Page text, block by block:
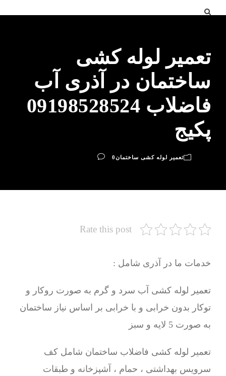
تعمیر لوله کشی
ساختمان در آذری آب
فاضلاب 09198528524
پکیج
تعمیر لوله کشی ساختمان0
Rate this post
خدمات ما در آذری شامل :
تعمیر لوله کشی آب سرد و گرم به صورت روکار و
توکار بدون خرابی و با خرابی بر اساس نیاز ساختمان
به صورت 5 لایه و سبز
تعمیر لوله کشی فاضلاب ساختمان شامل کف
سرویس بهداشتی ، حمام ، آشپزخانه و طبقات